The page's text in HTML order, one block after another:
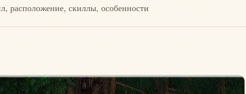
расположение, скиллы, особенности